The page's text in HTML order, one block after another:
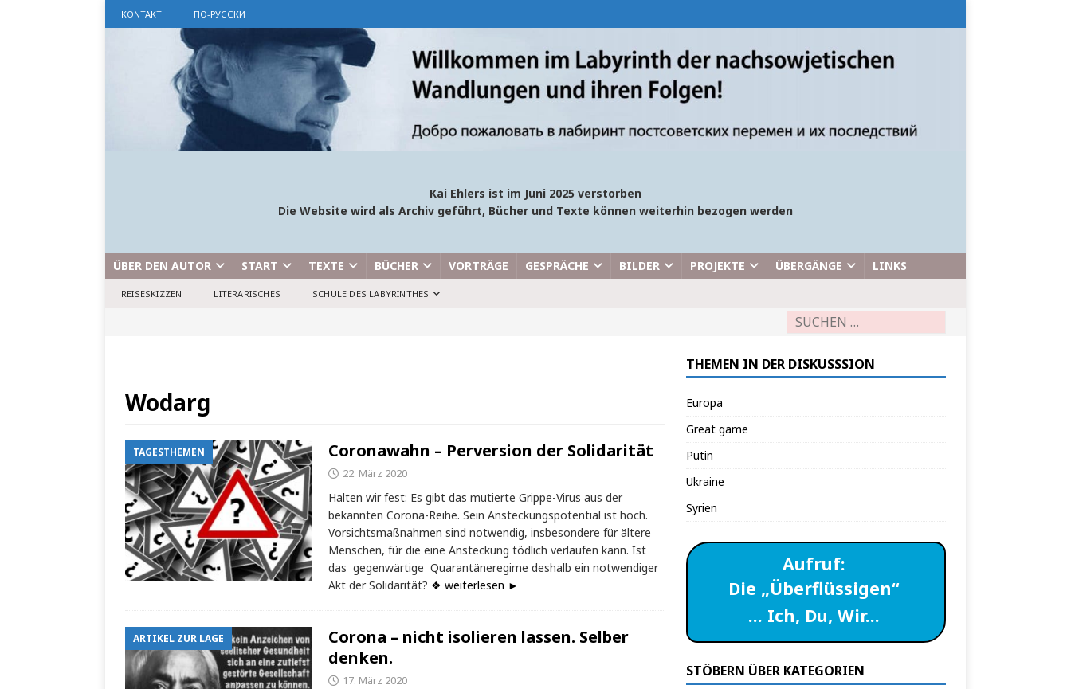
KONTAKT ПО-РУССКИ
Kai Ehlers ist im Juni 2025 verstorben
Die Website wird als Archiv geführt, Bücher und Texte können weiterhin bezogen werden
ÜBER DEN AUTOR START TEXTE BÜCHER VORTRÄGE GESPRÄCHE BILDER PROJEKTE ÜBERGÄNGE LINKS
REISESKIZZEN LITERARISCHES SCHULE DES LABYRINTHES
Wodarg
TAGESTHEMEN Coronawahn – Perversion der Solidarität
22. März 2020
Halten wir fest: Es gibt das mutierte Grippe-Virus aus der
bekannten Corona-Reihe. Sein Ansteckungspotential ist hoch.
Vorsichtsmaßnahmen sind notwendig, insbesondere für ältere
Menschen, für die eine Ansteckung tödlich verlaufen kann. Ist
das gegenwärtige Quarantäneregime deshalb ein notwendiger
Akt der Solidarität? ❖ weiterlesen ►
ARTIKEL ZUR LAGE
Corona – nicht isolieren lassen. Selber
denken.
17. März 2020
THEMEN IN DER DISKUSSSION
Europa
Great game
Putin
Ukraine
Syrien
Aufruf:
Die „Überflüssigen“
… Ich, Du, Wir…
STÖBERN ÜBER KATEGORIEN